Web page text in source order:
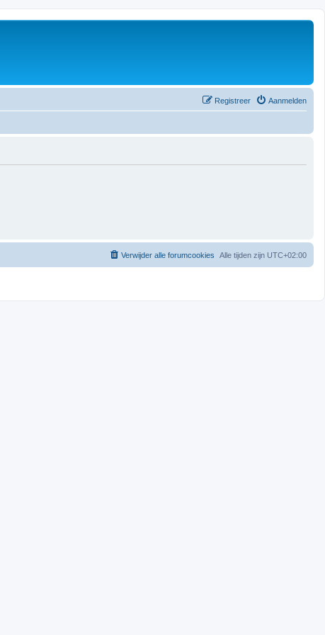
Aanmelden
Registreer
Alle tijden zijn UTC+02:00
Verwijder alle forumcookies